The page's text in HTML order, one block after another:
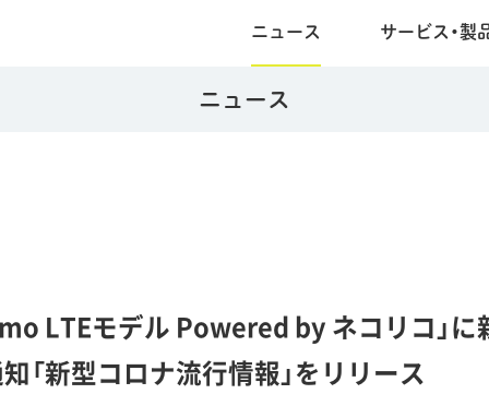
ニュース サービス・製
ニュース
LTEモデル Powered by ネコリコ」に
「新型コロナ流行情報」をリリース